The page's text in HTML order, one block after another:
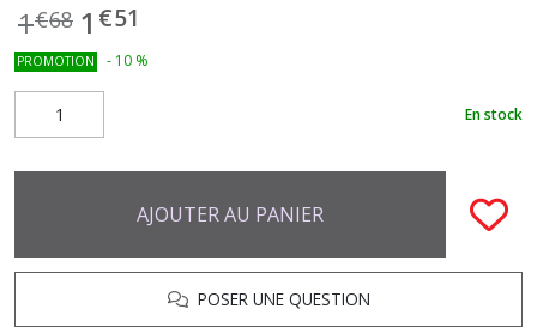
1€68 1 €51
PROMOTION - 10 %
En stock
AJOUTER AU PANIER
POSER UNE QUESTION